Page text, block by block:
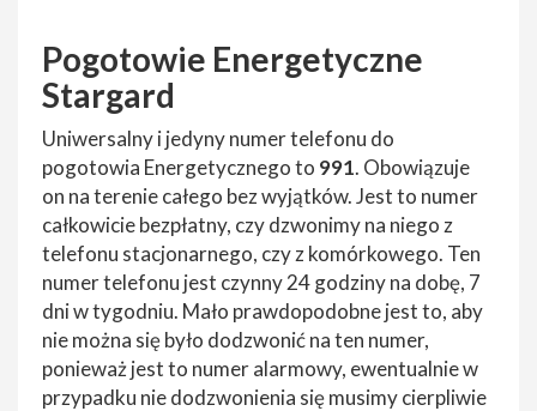
Pogotowie Energetyczne
Stargard
Uniwersalny i jedyny numer telefonu do
pogotowia Energetycznego to 991. Obowiązuje
on na terenie całego bez wyjątków. Jest to numer
całkowicie bezpłatny, czy dzwonimy na niego z
telefonu stacjonarnego, czy z komórkowego. Ten
numer telefonu jest czynny 24 godziny na dobę, 7
dni w tygodniu. Mało prawdopodobne jest to, aby
nie można się było dodzwonić na ten numer,
ponieważ jest to numer alarmowy, ewentualnie w
przypadku nie dodzwonienia się musimy cierpliwie